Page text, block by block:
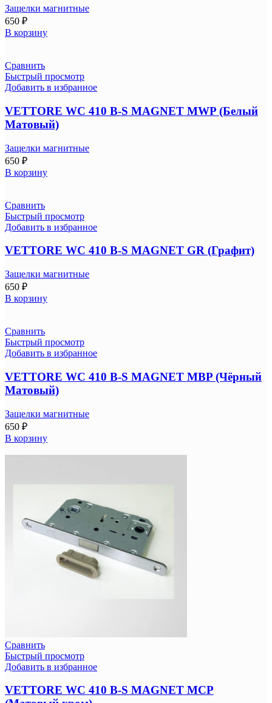
Защелки магнитные
650 ₽
В корзину
Сравнить
Быстрый просмотр
Добавить в избранное
VETTORE WC 410 B-S MAGNET MWP (Белый
Матовый)
Защелки магнитные
650 ₽
В корзину
Сравнить
Быстрый просмотр
Добавить в избранное
VETTORE WC 410 B-S MAGNET GR (Графит)
Защелки магнитные
650 ₽
В корзину
Сравнить
Быстрый просмотр
Добавить в избранное
VETTORE WC 410 B-S MAGNET MBP (Чёрный
Матовый)
Защелки магнитные
650 ₽
В корзину
Сравнить
Быстрый просмотр
Добавить в избранное
VETTORE WC 410 B-S MAGNET MCP